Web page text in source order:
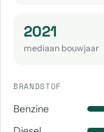
2021
mediaan bouwjaar
BRANDSTOF
Benzine